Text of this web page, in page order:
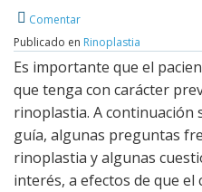
Comentar
Publicado en Rinoplastia
Es importante que el
que tenga con carácter
rinoplastia. A continuación
guía, algunas preguntas
rinoplastia y algunas
interés, a efectos de que